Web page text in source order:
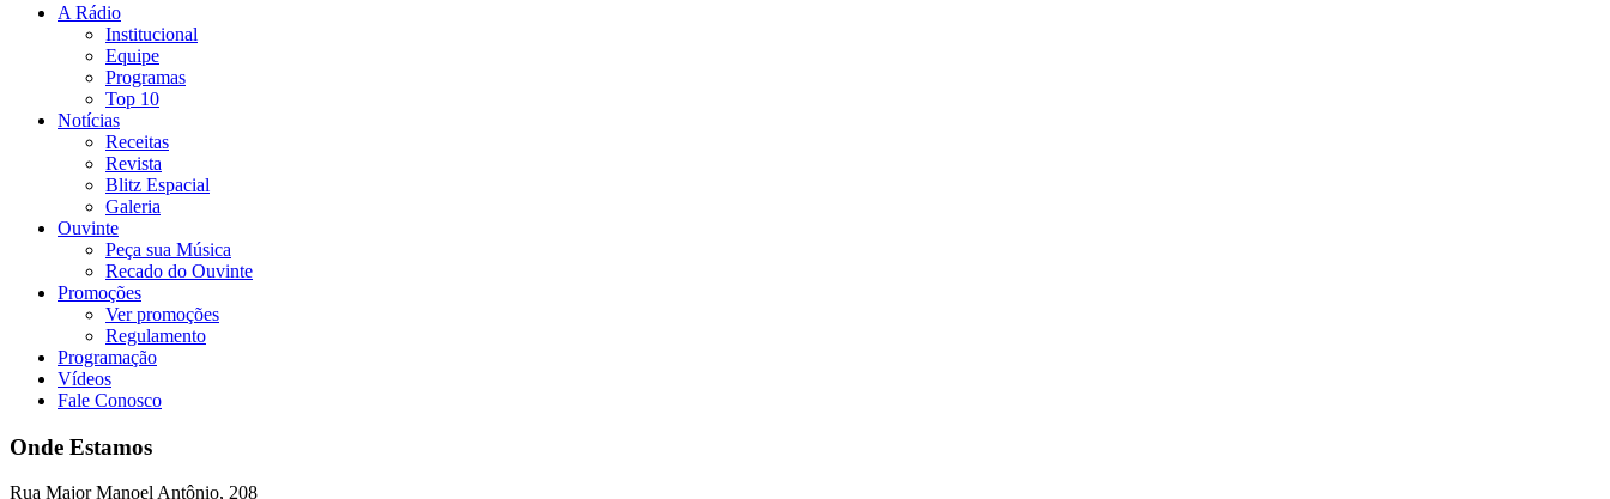
A Rádio
Institucional
Equipe
Programas
Top 10
Notícias
Receitas
Revista
Blitz Espacial
Galeria
Ouvinte
Peça sua Música
Recado do Ouvinte
Promoções
Ver promoções
Regulamento
Programação
Vídeos
Fale Conosco
Onde Estamos
Rua Major Manoel Antônio, 208